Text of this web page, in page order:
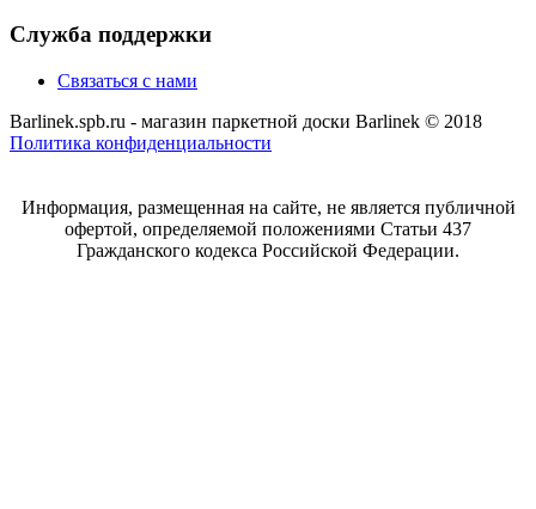
Служба поддержки
Связаться с нами
Barlinek.spb.ru - магазин паркетной доски Barlinek © 2018
Политика конфиденциальности
Информация, размещенная на сайте, не является публичной
офертой, определяемой положениями Статьи 437
Гражданского кодекса Российской Федерации.